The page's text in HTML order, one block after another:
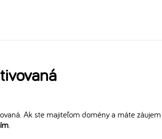
Ak ste majiteľom domény a máte